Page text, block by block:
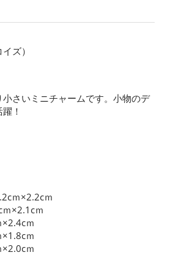
ズ）
さいミニチャームです。小物のデ
！
ｍ×2.2cｍ
×2.1cｍ
ｍ
ｍ
ｍ